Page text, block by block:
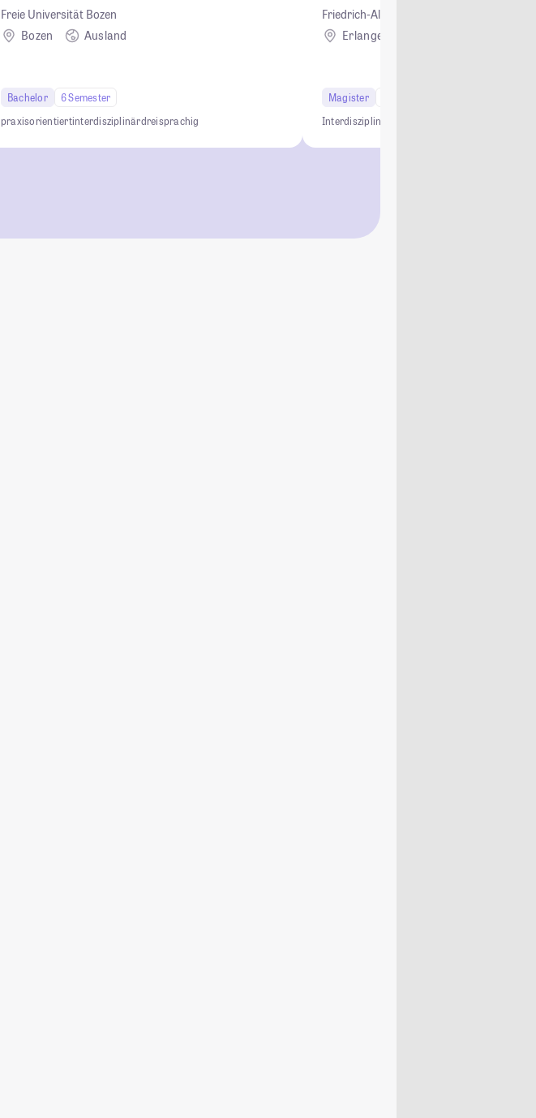
Freie Universität Bozen
Bozen
Ausland
Bachelor
6 Semester
praxisorientiertinterdisziplinärdreisprachig
Friedrich-Alexander-Universität
Erlangen
Magister
Interdisziplinär